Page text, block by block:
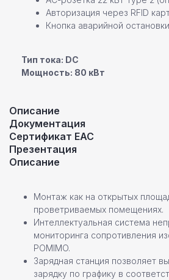
Авторизация через RFID
Кнопка аварийной остановки
Тип тока: DC
Мощность: 80 кВт
Описание
Документация
Сертификат ЕАС
Презентация
Описание
Монтаж как на открытых
проветриваемых помещениях.
Интеллектуальная система
мониторинга сопротивления
POMIMO.
Зарядная станция позволяет
зарядку по графику в
Остались вопросы или
нужна помощь в выборе?
в ближайшее время
Команда профессионалов Pandora